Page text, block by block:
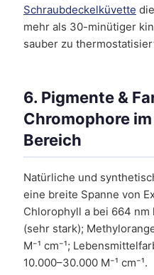
Schraubdeckelküvette
mehr als 30-minütiger
sauber zu
6. Pigmente &
Chromophore
Bereich
Natürliche und
eine breite Spanne von
Chlorophyll a bei 664 nm
(sehr stark);
M⁻¹ cm⁻¹;
10.000–30.000 M⁻¹ cm⁻¹.